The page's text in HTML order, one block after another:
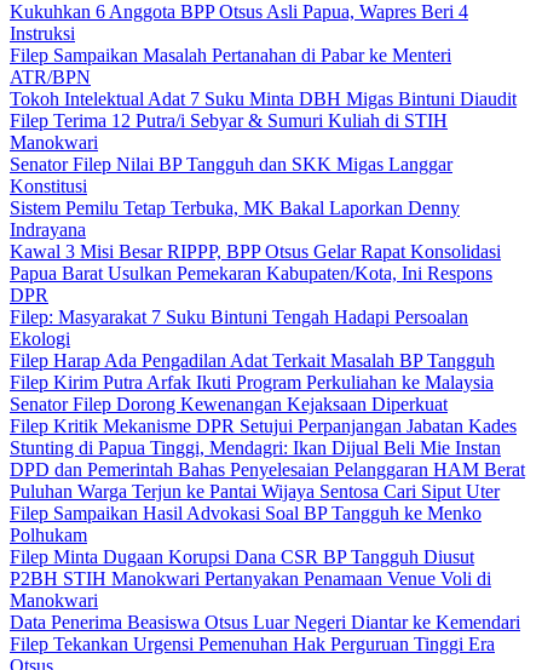
Kukuhkan 6 Anggota BPP Otsus Asli Papua, Wapres Beri 4
Instruksi
Filep Sampaikan Masalah Pertanahan di Pabar ke Menteri
ATR/BPN
Tokoh Intelektual Adat 7 Suku Minta DBH Migas Bintuni Diaudit
Filep Terima 12 Putra/i Sebyar & Sumuri Kuliah di STIH
Manokwari
Senator Filep Nilai BP Tangguh dan SKK Migas Langgar
Konstitusi
Sistem Pemilu Tetap Terbuka, MK Bakal Laporkan Denny
Indrayana
Kawal 3 Misi Besar RIPPP, BPP Otsus Gelar Rapat Konsolidasi
Papua Barat Usulkan Pemekaran Kabupaten/Kota, Ini Respons
DPR
Filep: Masyarakat 7 Suku Bintuni Tengah Hadapi Persoalan
Ekologi
Filep Harap Ada Pengadilan Adat Terkait Masalah BP Tangguh
Filep Kirim Putra Arfak Ikuti Program Perkuliahan ke Malaysia
Senator Filep Dorong Kewenangan Kejaksaan Diperkuat
Filep Kritik Mekanisme DPR Setujui Perpanjangan Jabatan Kades
Stunting di Papua Tinggi, Mendagri: Ikan Dijual Beli Mie Instan
DPD dan Pemerintah Bahas Penyelesaian Pelanggaran HAM Berat
Puluhan Warga Terjun ke Pantai Wijaya Sentosa Cari Siput Uter
Filep Sampaikan Hasil Advokasi Soal BP Tangguh ke Menko
Polhukam
Filep Minta Dugaan Korupsi Dana CSR BP Tangguh Diusut
P2BH STIH Manokwari Pertanyakan Penamaan Venue Voli di
Manokwari
Data Penerima Beasiswa Otsus Luar Negeri Diantar ke Kemendari
Filep Tekankan Urgensi Pemenuhan Hak Perguruan Tinggi Era
Otsus